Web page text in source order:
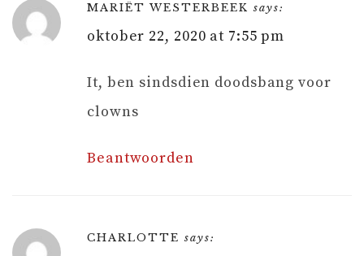
MARIËT WESTERBEEK says:
oktober 22, 2020 at 7:55 pm
It, ben sindsdien doodsbang voor
clowns
Beantwoorden
CHARLOTTE says: